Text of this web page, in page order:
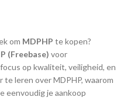
om MDPHP te kopen?
(Freebase) voor
op kwaliteit, veiligheid, en
leren over MDPHP, waarom
eenvoudig je aankoop